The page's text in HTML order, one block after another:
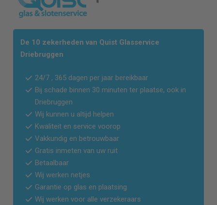
De 10 zekerheden van Quist Glasservice
Driebruggen
24/7 , 365 dagen per jaar bereikbaar
Bij schade binnen 30 minuten ter plaatse, ook in
Driebruggen
Wij kunnen u altijd helpen
Kwaliteit en service voorop
Vakkundig en betrouwbaar
Gratis inmeten van uw ruit
Betaalbaar
Wij werken netjes
Garantie op glas en plaatsing
Wij werken voor alle verzekeraars